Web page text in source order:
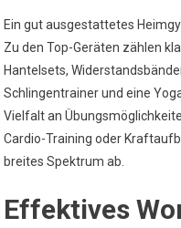
Ein gut ausgestattetes
Zu den Top-Geräten zählen
Hantelsets,
Schlingentrainer und eine
Vielfalt an
Cardio-Training oder
breites Spektrum ab.
Effektives